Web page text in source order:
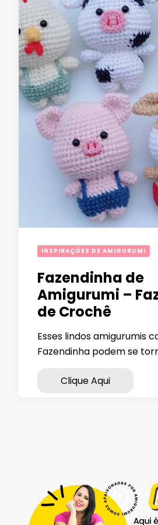
INSPIRAÇÕES DE AMIGURUMI
Fazendinha de
Amigurumi –
de Crochê
Esses lindos amigurumis
Fazendinha podem se
Clique Aqui